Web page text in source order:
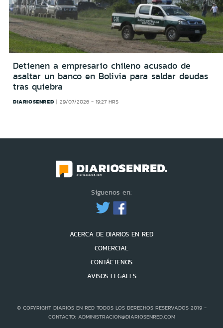
Detienen a empresario chileno acusado de
asaltar un banco en Bolivia para saldar deudas
tras quiebra
DIARIOSENRED 29/07/2026 - 19:27 HRS
Síguenos en:
ACERCA DE DIARIOS EN RED
COMERCIAL
CONTÁCTENOS
AVISOS LEGALES
© COPYRIGHT DIARIOS EN RED TODOS LOS DERECHOS RESERVADOS 2019 -
CONTACTO: ADMINISTRACION@DIARIOSENRED.COM